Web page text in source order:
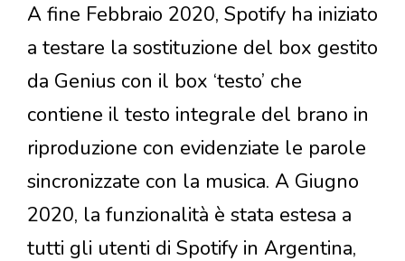
A fine Febbraio 2020, Spotify ha iniziato
a testare la sostituzione del box gestito
da Genius con il box ‘testo’ che
contiene il testo integrale del brano in
riproduzione con evidenziate le parole
sincronizzate con la musica. A Giugno
2020, la funzionalità è stata estesa a
tutti gli utenti di Spotify in Argentina,